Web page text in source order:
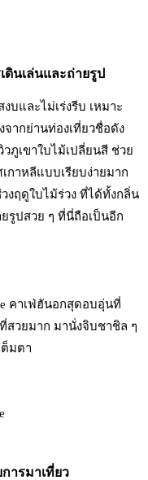
นเล่นและถ่ายรูป
บและไม่เร่งรีบ เหมาะ
ากย่านท่องเที่ยวชื่อดัง
ภูเขาใบไม้เปลี่ยนสี ช่วย
กาหลีแบบเรียบง่ายมาก
งฤดูใบไม้ร่วง ที่ได้ทั้งกลิ่น
รูปสวย ๆ ที่นี่ถือเป็นอีก
คาเฟ่ฮันอกสุดอบอุ่นที่
สวยมาก มานั่งจิบชาชิล ๆ
ต็มตา
ารมาเที่ยว